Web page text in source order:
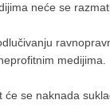
neće se
medijima.
se naknada